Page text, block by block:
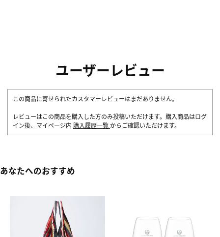
ユーザーレビュー
この商品に寄せられたカスタマーレビューはまだありません。
レビューはこの商品を購入した方のみ投稿いただけます。購入商品はログ
イン後、マイページ内 購入履歴一覧 からご確認いただけます。
あなたへのおすすめ